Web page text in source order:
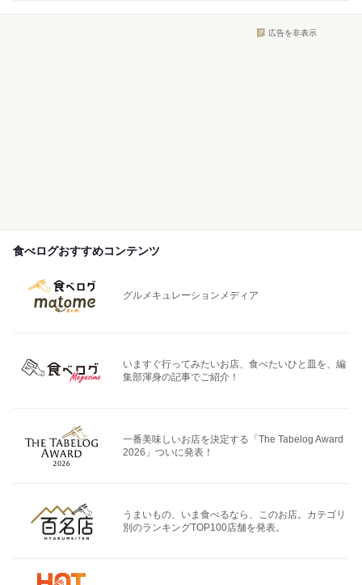
広告を非表示
食べログおすすめコンテンツ
グルメキュレーションメディア
いますぐ行ってみたいお店、食べたいひと皿を、編
集部渾身の記事でご紹介！
一番美味しいお店を決定する「The Tabelog Award
2026」ついに発表！
うまいもの、いま食べるなら、このお店。カテゴリ
別のランキングTOP100店舗を発表。